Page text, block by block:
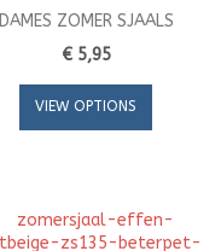
DAMES ZOMER SJAALS
€ 5,95
VIEW OPTIONS